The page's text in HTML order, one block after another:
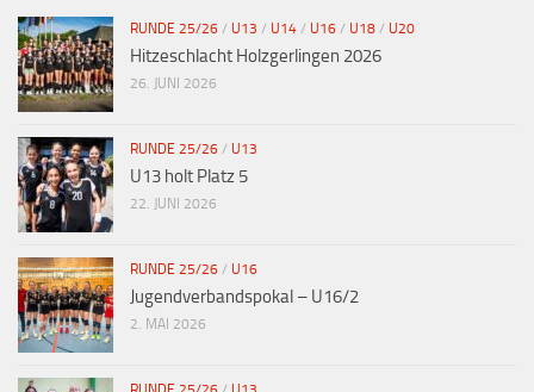
RUNDE 25/26 / U13 / U14 / U16 / U18 / U20
Hitzeschlacht Holzgerlingen 2026
26. JUNI 2026
RUNDE 25/26 / U13
U13 holt Platz 5
22. JUNI 2026
RUNDE 25/26 / U16
Jugendverbandspokal – U16/2
2. MAI 2026